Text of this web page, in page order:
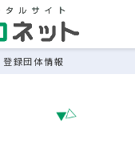
登録団体情報